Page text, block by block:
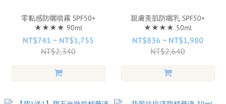
零黏感防曬噴霧 SPF50+
★★★★ 90ml
NT$741 ~ NT$1,755
NT$2,340
親膚美肌防曬乳 SPF50+
★★★★ 50ml
NT$836 ~ NT$1,980
NT$2,640